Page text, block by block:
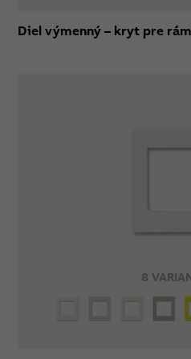
Diel výmenný – kryt pre
8